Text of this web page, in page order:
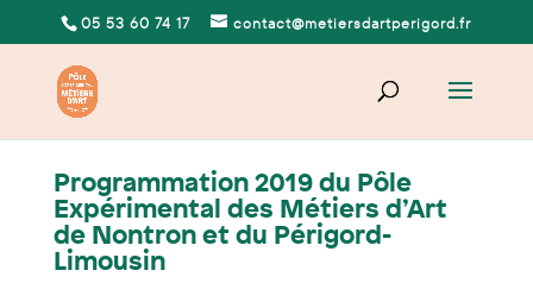
05 53 60 74 17 contact@metiersdartperigord.fr
Programmation 2019 du Pôle
Expérimental des Métiers d’Art
de Nontron et du Périgord-
Limousin